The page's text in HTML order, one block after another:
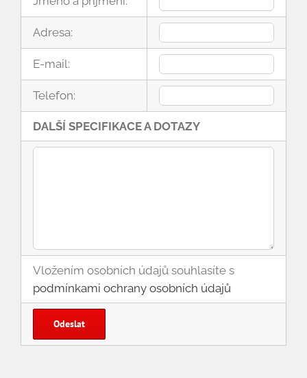
Adresa:
E-mail:
Telefon:
DALŠÍ SPECIFIKACE A DOTAZY
Vložením osobních údajů souhlasíte s
podmínkami ochrany osobních údajů